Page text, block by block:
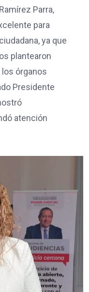
Parra,
para
ya que
plantearon
órganos
Presidente
atención